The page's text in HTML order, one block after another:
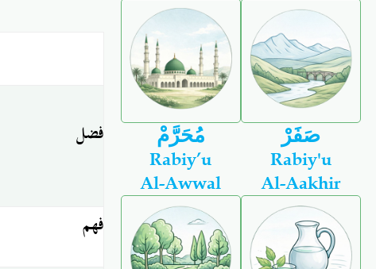
فضل
فهم
مُحَرَّمْ صَفَرْ
Rabiy’u
Al-Awwal
Rabiy'u
Al-Aakhir